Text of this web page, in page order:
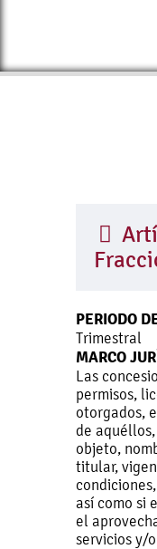
PERIODO
Trimestral
MARCO
Las
permisos,
otorgados,
de
objeto,
titular,
así como si
el
servicios y/